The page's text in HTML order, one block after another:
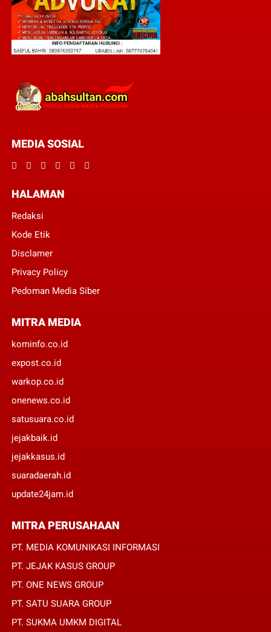
MEDIA SOSIAL
HALAMAN
Redaksi
Kode Etik
Disclamer
Privacy Policy
Pedoman Media Siber
MITRA MEDIA
kominfo.co.id
expost.co.id
warkop.co.id
onenews.co.id
satusuara.co.id
jejakbaik.id
jejakkasus.id
suaradaerah.id
update24jam.id
MITRA PERUSAHAAN
PT. MEDIA KOMUNIKASI INFORMASI
PT. JEJAK KASUS GROUP
PT. ONE NEWS GROUP
PT. SATU SUARA GROUP
PT. SUKMA UMKM DIGITAL